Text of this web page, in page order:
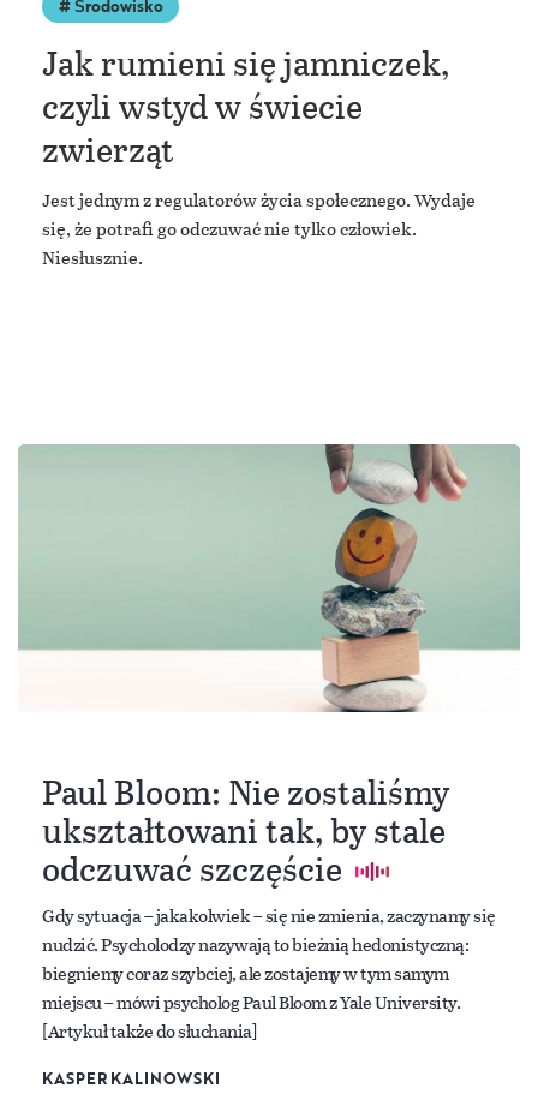
Środowisko
Jak rumieni się jamniczek,
czyli wstyd w świecie
zwierząt
Jest jednym z regulatorów życia społecznego. Wydaje
się, że potrafi go odczuwać nie tylko człowiek.
Niesłusznie.
Paul Bloom: Nie zostaliśmy
ukształtowani tak, by stale
odczuwać szczęście
Gdy sytuacja – jakakolwiek – się nie zmienia, zaczynamy się
nudzić. Psycholodzy nazywają to bieżnią hedonistyczną:
biegniemy coraz szybciej, ale zostajemy w tym samym
miejscu – mówi psycholog Paul Bloom z Yale University.
[Artykuł także do słuchania]
KASPER KALINOWSKI